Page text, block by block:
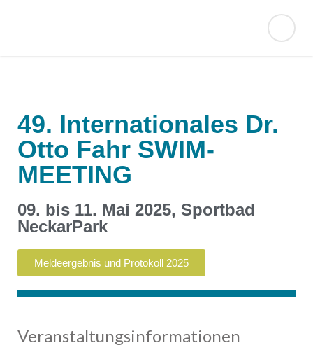
49. Internationales Dr.
Otto Fahr SWIM-
MEETING
09. bis 11. Mai 2025, Sportbad
NeckarPark
Meldeergebnis und Protokoll 2025
Veranstaltungsinformationen